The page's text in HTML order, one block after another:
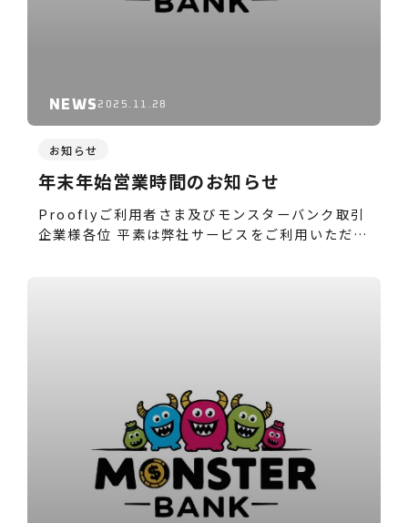
NEWS 2025.11.28
お知らせ
年末年始営業時間のお知らせ
Prooflyご利用者さま及びモンスターバンク取引
企業様各位 平素は弊社サービスをご利用いただ…